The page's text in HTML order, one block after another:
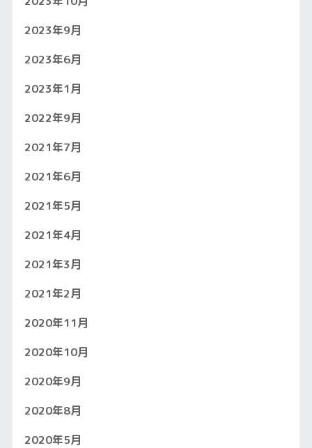
2023年9月
2023年6月
2023年1月
2022年9月
2021年7月
2021年6月
2021年5月
2021年4月
2021年3月
2021年2月
2020年11月
2020年10月
2020年9月
2020年8月
2020年5月